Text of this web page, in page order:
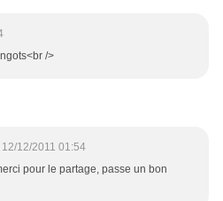
/>
12/12/2011 01:54
pour le partage, passe un bon